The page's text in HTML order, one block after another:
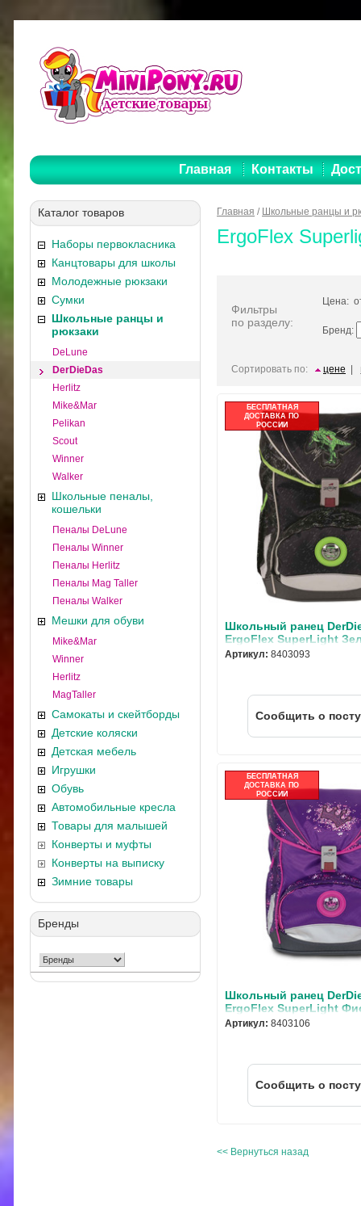
Главная Контакты
Каталог товаров
Наборы первокласника
Канцтовары для школы
Молодежные рюкзаки
Сумки
Школьные ранцы и
рюкзаки
DeLune
DerDieDas
Herlitz
Mike&Mar
Pelikan
Scout
Winner
Walker
Школьные пеналы,
кошельки
Пеналы DeLune
Пеналы Winner
Пеналы Herlitz
Пеналы Mag Taller
Пеналы Walker
Мешки для обуви
Mike&Mar
Winner
Herlitz
MagTaller
Самокаты и скейтборды
Детские коляски
Детская мебель
Игрушки
Обувь
Автомобильные кресла
Товары для малышей
Конверты и муфты
Конверты на выписку
Зимние товары
Бренды
Главная / Школьные ранцы и
ErgoFlex
Фильтры
по разделу:
Цена:
Бренд:
Сортировать по: цене
БЕСПЛАТНАЯ
ДОСТАВКА ПО
РОССИИ
Школьный ранец
ErgoFlex SuperLight
динозавр с
Артикул: 8403093
Cообщить о
БЕСПЛАТНАЯ
ДОСТАВКА ПО
РОССИИ
Школьный ранец
ErgoFlex SuperLight
корона с наполнением
Артикул: 8403106
Cообщить о
<< Вернуться назад